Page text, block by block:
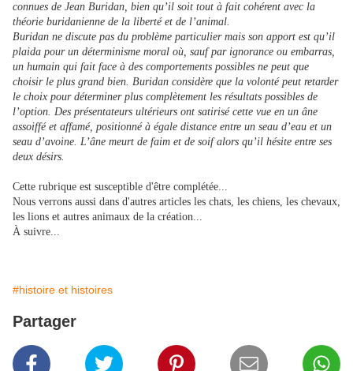
connues de Jean Buridan, bien qu’il soit tout à fait cohérent avec la
théorie buridanienne de la liberté et de l’animal.
Buridan ne discute pas du problème particulier mais son apport est qu’il
plaida pour un déterminisme moral où, sauf par ignorance ou embarras,
un humain qui fait face à des comportements possibles ne peut que
choisir le plus grand bien. Buridan considère que la volonté peut retarder
le choix pour déterminer plus complètement les résultats possibles de
l’option. Des présentateurs ultérieurs ont satirisé cette vue en un âne
assoiffé et affamé, positionné à égale distance entre un seau d’eau et un
seau d’avoine. L’âne meurt de faim et de soif alors qu’il hésite entre ses
deux désirs.
Cette rubrique est susceptible d'être complétée...
Nous verrons aussi dans d'autres articles les chats, les chiens, les chevaux,
les lions et autres animaux de la création...
À suivre...
#histoire et histoires
Partager